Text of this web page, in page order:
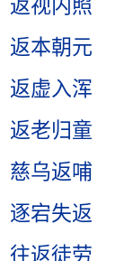
返视内照
返本朝元
返虚入浑
返老归童
慈乌返哺
逐宕失返
往返徒劳